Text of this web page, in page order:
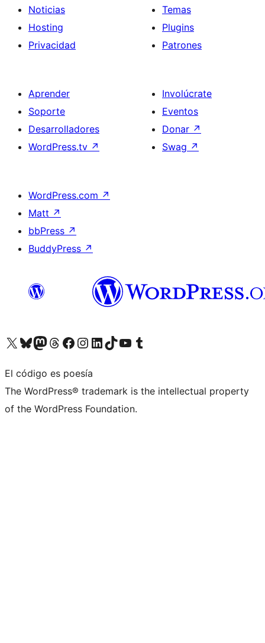
Noticias
Hosting
Privacidad
Temas
Plugins
Patrones
Aprender
Soporte
Desarrolladores
WordPress.tv ↗
Involúcrate
Eventos
Donar ↗
Swag ↗
WordPress.com ↗
Matt ↗
bbPress ↗
BuddyPress ↗
Visita nuestra cuenta de X (anteriormente Twitter)
Visita nuestra cuenta de Bluesky
Visita nuestra cuenta de Mastodon
Visita nuestra cuenta de Threads
Visita nuestra página de Facebook
Visita nuestra cuenta de Instagram
Visita nuestra cuenta de LinkedIn
Visita nuestra cuenta de TikTok
Visita nuestro canal de YouTube
Visita nuestra cuenta de Tumblr
El código es poesía
The WordPress® trademark is the intellectual property
of the WordPress Foundation.